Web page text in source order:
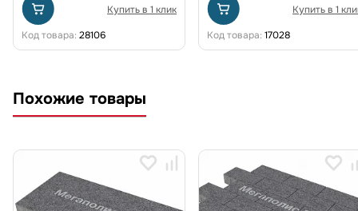
Купить в 1 клик
Код товара: 28106
Купить в 1
Код товара: 17028
Похожие товары